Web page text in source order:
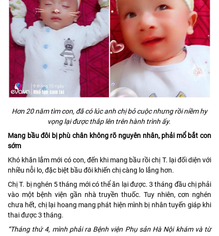
Hơn 20 năm tìm con, đã có lúc anh chị bỏ cuộc nhưng rồi niềm hy
vọng lại được thắp lên trên hành trình ấy.
Mang bầu đôi bị phù chân không rõ nguyên nhân, phải mổ bắt con
sớm
Khó khăn lắm mới có con, đến khi mang bầu rồi chị T. lại đối diện với
nhiều nỗi lo, đặc biệt bầu đôi khiến chị càng lo lắng hơn.
Chị T. bị nghén 5 tháng mới có thể ăn lại được. 3 tháng đầu chị phải
vào một bệnh viện gần nhà truyền thuốc. Tuy nhiên, cơn nghén
chưa hết, chị lại hoang mang phát hiện mình bị nhân tuyến giáp khi
thai được 3 tháng.
“Tháng thứ 4, mình phải ra Bệnh viện Phụ sản Hà Nội khám và từ